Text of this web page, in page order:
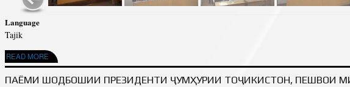
Language
Tajik
READ MORE
ABOUT ИСТИҚЛОЛИЯТ ВА РУШДИ ТОҶИКОН!
ПАЁМИ ШОДБОШИИ ПРЕЗИДЕНТИ ҶУМҲУРИИ ТОҶИКИСТОН, ПЕШВОИ